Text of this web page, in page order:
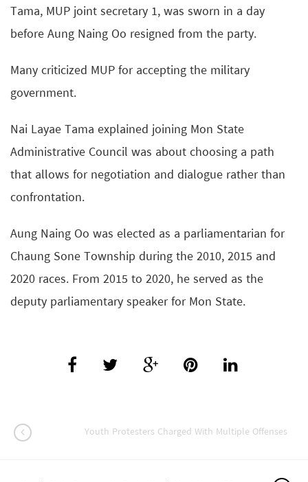
Tama, MUP joint secretary 1, was sworn in a day
before Aung Naing Oo resigned from the party.
Many criticized MUP for accepting the military
government.
Nai Layae Tama explained joining Mon State
Administrative Council was about choosing a path
that allows for negotiation and dialogue rather than
confrontation.
Aung Naing Oo was elected as a parliamentarian for
Chaung Sone Township during the 2010, 2015 and
2020 races. From 2015 to 2020, he served as the
deputy parliamentary speaker for Mon State.
Youth Protesters Charged With Multiple Offenses